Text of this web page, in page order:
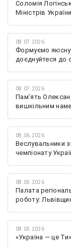
Соломія
Міністрів України
08.07.2026
Формуємо
доєднуйтеся до
08.07.2026
Памʼять
вишкільним
08.06.2026
Веслувальники
чемпіонату
08.05.2026
Палата
роботу:
08.05.2026
«Україна — це